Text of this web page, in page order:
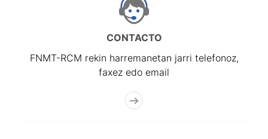
CONTACTO
FNMT-RCM rekin harremanetan jarri telefonoz,
faxez edo email